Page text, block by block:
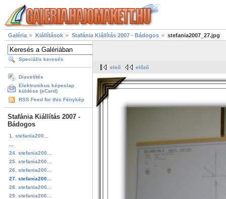
Galéria Kiállítások Stafánia Kiállítás 2007 - Bádogos stefania2007_27.jpg
Speciális keresés
Diavetítés
Elektronikus képeslap
küldése (eCard)
RSS Feed for this Fénykép
Stafánia Kiállítás 2007 -
Bádogos
1. stefania200...
24. stefania200...
25. stefania200...
26. stefania200...
27. stefania200...
28. stefania200...
29. stefania200...
első előző